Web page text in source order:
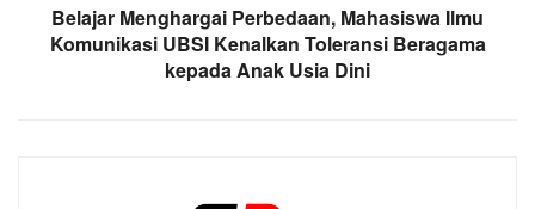
Belajar Menghargai Perbedaan, Mahasiswa Ilmu
Komunikasi UBSI Kenalkan Toleransi Beragama
kepada Anak Usia Dini